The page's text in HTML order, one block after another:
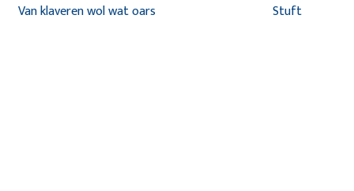
Van klaveren wol wat oars
Stuft